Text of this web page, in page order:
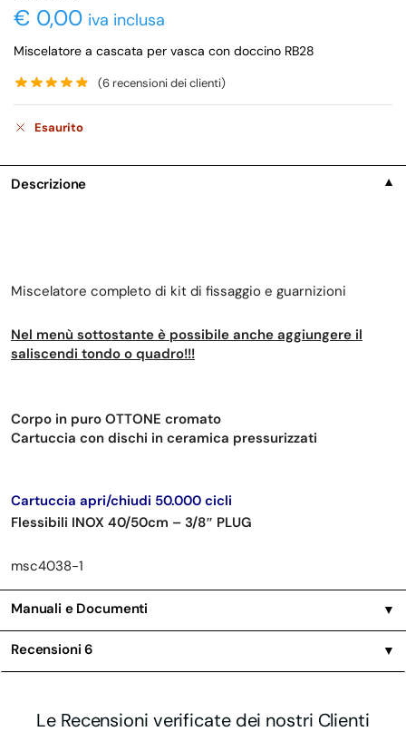
€ 0,00 iva inclusa
Miscelatore a cascata per vasca con doccino RB28
(6 recensioni dei clienti)
Esaurito
Descrizione ▼
Miscelatore completo di kit di fissaggio e guarnizioni
Nel menù sottostante è possibile anche aggiungere il
saliscendi tondo o quadro!!!
Corpo in puro OTTONE cromato
Cartuccia con dischi in ceramica pressurizzati
Cartuccia apri/chiudi 50.000 cicli
Flessibili INOX 40/50cm – 3/8″ PLUG
msc4038-1
Manuali e Documenti ▼
Recensioni6 ▼
Le Recensioni verificate dei nostri Clienti